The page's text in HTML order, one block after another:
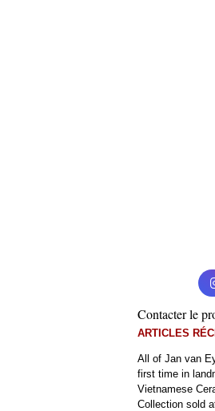
Contacter le
ARTICLES
All of Jan van
first time in
Vietnamese
Collection sold